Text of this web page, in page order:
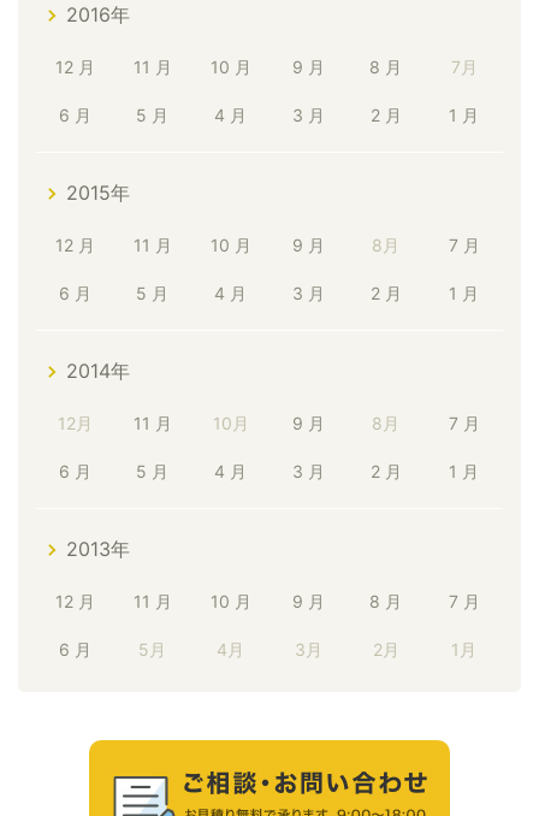
2016年
12 月 11 月 10 月 9 月 8 月 7月
6 月 5 月 4 月 3 月 2 月 1 月
2015年
12 月 11 月 10 月 9 月 8月 7 月
6 月 5 月 4 月 3 月 2 月 1 月
2014年
12月 11 月 10月 9 月 8月 7 月
6 月 5 月 4 月 3 月 2 月 1 月
2013年
12 月 11 月 10 月 9 月 8 月 7 月
6 月 5月 4月 3月 2月 1月